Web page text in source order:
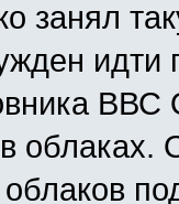
занял
идти
ВВС
облаках.